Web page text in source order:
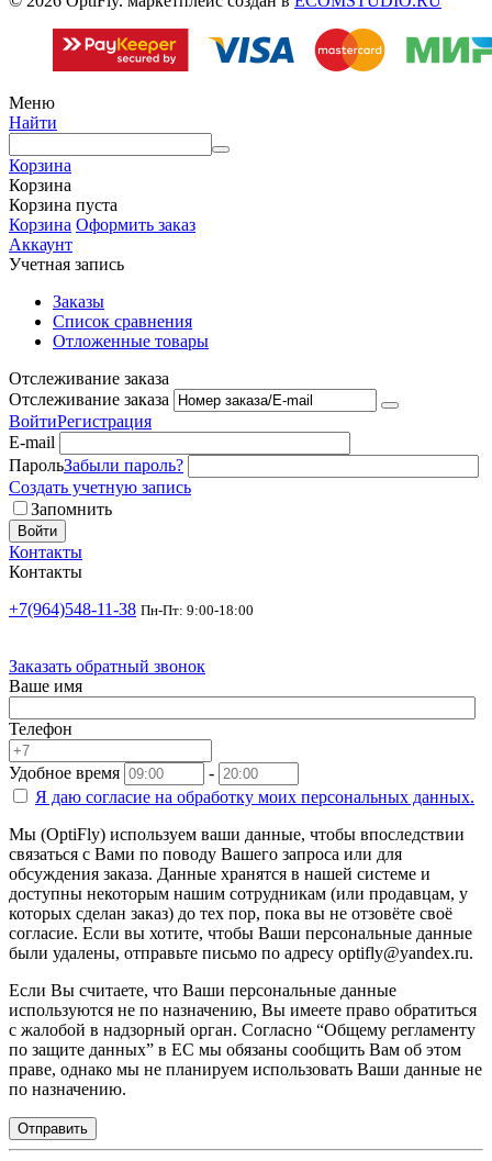
Меню
Найти
Корзина
Корзина
Корзина пуста
Корзина Оформить заказ
Аккаунт
Учетная запись
Заказы
Список сравнения
Отложенные товары
Отслеживание заказа
Отслеживание заказа
ВойтиРегистрация
E-mail
ПарольЗабыли пароль?
Создать учетную запись
Запомнить
Войти
Контакты
Контакты
+7(964)548-11-38 Пн-Пт: 9:00-18:00
Заказать обратный звонок
Ваше имя
Телефон
Удобное время
-
Я даю согласие на обработку моих персональных данных.
Мы (OptiFly) используем ваши данные, чтобы впоследствии
связаться с Вами по поводу Вашего запроса или для
обсуждения заказа. Данные хранятся в нашей системе и
доступны некоторым нашим сотрудникам (или продавцам, у
которых сделан заказ) до тех пор, пока вы не отзовёте своё
согласие. Если вы хотите, чтобы Ваши персональные данные
были удалены, отправьте письмо по адресу optifly@yandex.ru.
Если Вы считаете, что Ваши персональные данные
используются не по назначению, Вы имеете право обратиться
с жалобой в надзорный орган. Согласно “Общему регламенту
по защите данных” в ЕС мы обязаны сообщить Вам об этом
праве, однако мы не планируем использовать Ваши данные не
по назначению.
Отправить